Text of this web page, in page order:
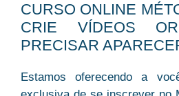
CURSO ONLINE
CRIE VÍDEOS
PRECISAR
Estamos oferecendo a